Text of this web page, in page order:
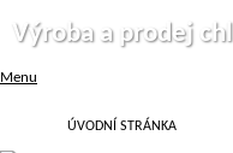
Menu
ÚVODNÍ STRÁNKA
Výroba a prodej